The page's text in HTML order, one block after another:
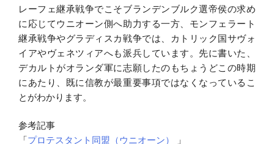
レーフェ継承戦争でこそブランデンブルク選帝侯の求め
に応じてウニオーン側へ助力する一方、モンフェラート
継承戦争やグラディスカ戦争では、カトリック国サヴォ
イアやヴェネツィアへも派兵しています。先に書いた、
デカルトがオランダ軍に志願したのもちょうどこの時期
にあたり、既に信教が最重要事項ではなくなっているこ
とがわかります。
参考記事
「プロテスタント同盟（ウニオーン）
」